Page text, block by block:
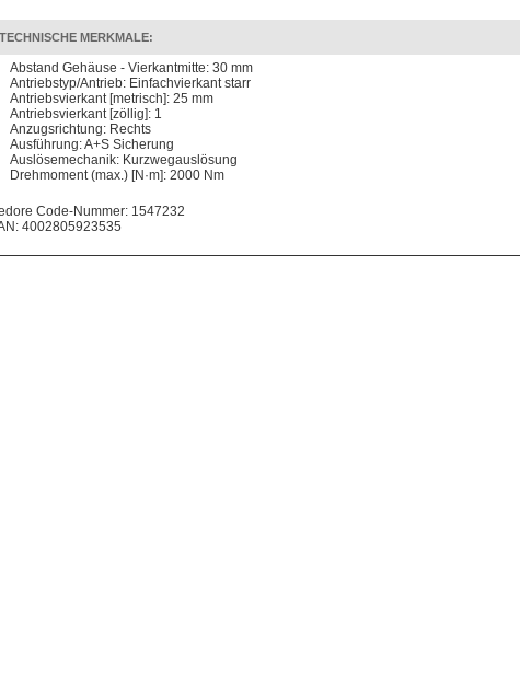
TECHNISCHE MERKMALE:
Abstand Gehäuse - Vierkantmitte: 30 mm
Antriebstyp/Antrieb: Einfachvierkant starr
Antriebsvierkant [metrisch]: 25 mm
Antriebsvierkant [zöllig]: 1
Anzugsrichtung: Rechts
Ausführung: A+S Sicherung
Auslösemechanik: Kurzwegauslösung
Drehmoment (max.) [N·m]: 2000 Nm
Code-Nummer: 1547232
4002805923535